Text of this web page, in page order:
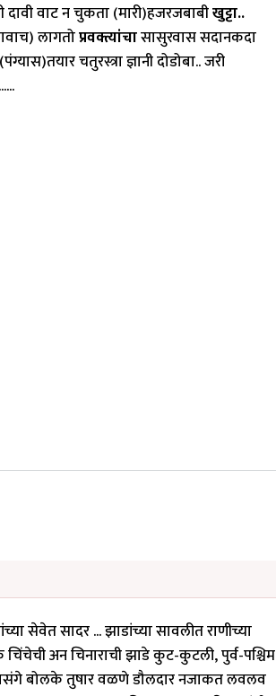
वाट न चुकता (मारी)हजरजबाबीखुट्टा..
लागतोप्रवक्त्यांचासासुरवास सदानकदा
चतुरस्त्रा ज्ञानी दोडोबा.. जरी
सेवेत सादर ... झाडांच्या सावलीत राणीच्या
अन चिनाराची झाडे कुट-कुटली, पुर्व-पश्चिम
बोलके तुषार वळणे डौलदार नजाकत लवलव